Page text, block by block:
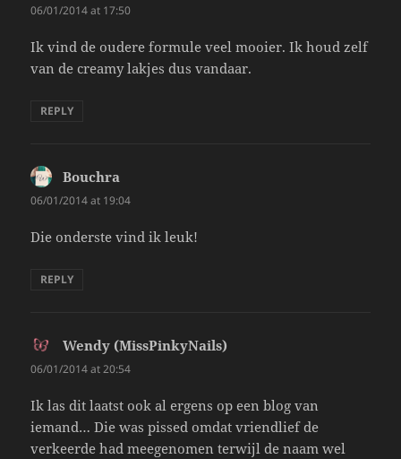
06/01/2014 at 17:50
Ik vind de oudere formule veel mooier. Ik houd zelf
van de creamy lakjes dus vandaar.
REPLY
Bouchra
06/01/2014 at 19:04
Die onderste vind ik leuk!
REPLY
Wendy (MissPinkyNails)
06/01/2014 at 20:54
Ik las dit laatst ook al ergens op een blog van
iemand… Die was pissed omdat vriendlief de
verkeerde had meegenomen terwijl de naam wel